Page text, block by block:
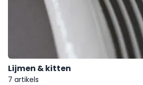
Lijmen & kitten
7 artikels